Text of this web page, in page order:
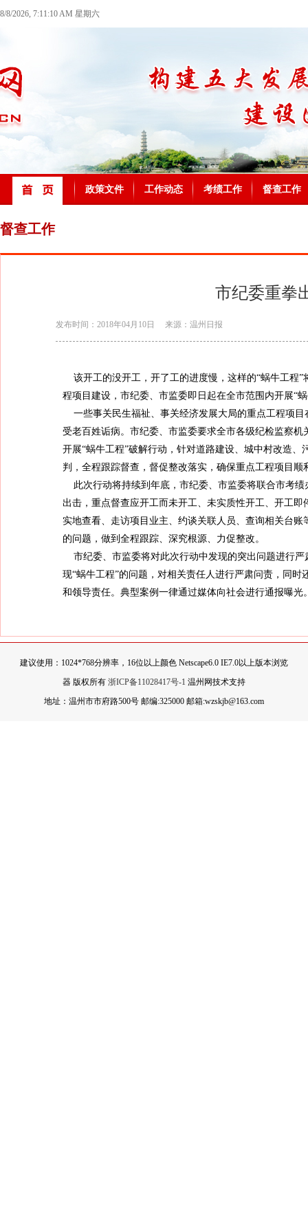
8/8/2026, 7:11:10 AM 星期六
政策文件 工作动态 考绩工作 督查工作
督查工作
市纪委重拳
发布时间：2018年04月10日 来源：温州日报
该开工的没开工，开了工的进度慢，这样的“蜗牛工程
程项目建设，市纪委、市监委即日起在全市范围内开展“
一些事关民生福祉、事关经济发展大局的重点工程项目
受老百姓诟病。市纪委、市监委要求全市各级纪检监察
开展“蜗牛工程”破解行动，针对道路建设、城中村改造
判，全程跟踪督查，督促整改落实，确保重点工程项目顺
此次行动将持续到年底，市纪委、市监委将联合市考
出击，重点督查应开工而未开工、未实质性开工、开工
实地查看、走访项目业主、约谈关联人员、查询相关台
的问题，做到全程跟踪、深究根源、力促整改。
市纪委、市监委将对此次行动中发现的突出问题进行
现“蜗牛工程”的问题，对相关责任人进行严肃问责，同
和领导责任。典型案例一律通过媒体向社会进行通报曝光
建议使用：1024*768分辨率，16位以上颜色 Netscape6.0 IE7.0以上版本浏览
器 版权所有 浙ICP备11028417号-1 温州网技术支持
地址：温州市市府路500号 邮编:325000 邮箱:wzskjb@163.com